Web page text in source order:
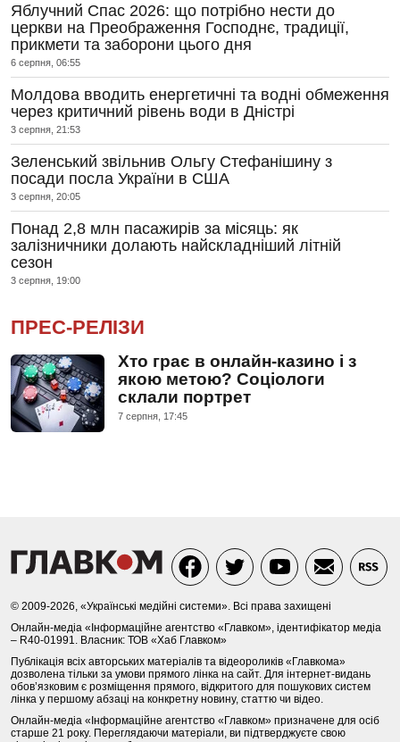
Яблучний Спас 2026: що потрібно нести до
церкви на Преображення Господнє, традиції,
прикмети та заборони цього дня
6 серпня, 06:55
Молдова вводить енергетичні та водні обмеження
через критичний рівень води в Дністрі
3 серпня, 21:53
Зеленський звільнив Ольгу Стефанішину з
посади посла України в США
3 серпня, 20:05
Понад 2,8 млн пасажирів за місяць: як
залізничники долають найскладніший літній
сезон
3 серпня, 19:00
ПРЕС-РЕЛІЗИ
Хто грає в онлайн-казино і з
якою метою? Соціологи
склали портрет
7 серпня, 17:45
© 2009-2026, «Українські медійні системи». Всі права захищені
Онлайн-медіа «Інформаційне агентство «Главком», ідентифікатор медіа
– R40-01991. Власник: ТОВ «Хаб Главком»
Публікація всіх авторських матеріалів та відеороликів «Главкома»
дозволена тільки за умови прямого лінка на сайт. Для інтернет-видань
обов’язковим є розміщення прямого, відкритого для пошукових систем
лінка у першому абзаці на конкретну новину, статтю чи відео.
Онлайн-медіа «Інформаційне агентство «Главком» призначене для осіб
старше 21 року. Переглядаючи матеріали, ви підтверджуєте свою